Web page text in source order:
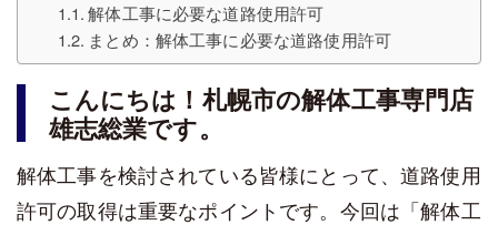
解体工事に必要な道路使用許可
まとめ：解体工事に必要な道路使用許可
こんにちは！札幌市の解体工事専門店
雄志総業です。
解体工事を検討されている皆様にとって、道路使用
許可の取得は重要なポイントです。今回は「解体工